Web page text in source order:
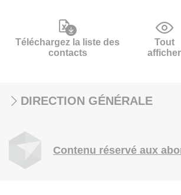
Téléchargez la liste des
contacts
Tout
afficher
DIRECTION GÉNÉRALE
Contenu réservé aux